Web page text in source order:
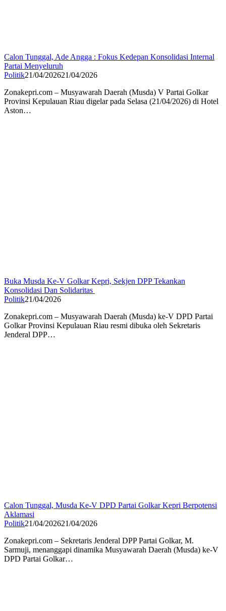
Calon Tunggal, Ade Angga : Fokus Kedepan Konsolidasi Internal
Partai Menyeluruh
Politik21/04/202621/04/2026
Zonakepri.com – Musyawarah Daerah (Musda) V Partai Golkar
Provinsi Kepulauan Riau digelar pada Selasa (21/04/2026) di Hotel
Aston…
Buka Musda Ke-V Golkar Kepri, Sekjen DPP Tekankan
Konsolidasi Dan Solidaritas
Politik21/04/2026
Zonakepri.com – Musyawarah Daerah (Musda) ke-V DPD Partai
Golkar Provinsi Kepulauan Riau resmi dibuka oleh Sekretaris
Jenderal DPP…
Calon Tunggal, Musda Ke-V DPD Partai Golkar Kepri Berpotensi
Aklamasi
Politik21/04/202621/04/2026
Zonakepri.com – Sekretaris Jenderal DPP Partai Golkar, M.
Sarmuji, menanggapi dinamika Musyawarah Daerah (Musda) ke-V
DPD Partai Golkar…